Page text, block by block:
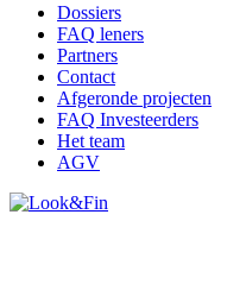
Dossiers
FAQ leners
Partners
Contact
Afgeronde projecten
FAQ Investeerders
Het team
AGV